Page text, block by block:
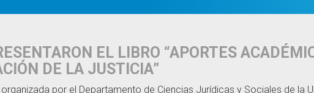
EL LIBRO “APORTES
DE LA JUSTICIA”
por el Departamento de Ciencias Jurídicas y Sociales de la